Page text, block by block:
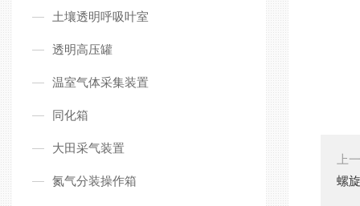
土壤透明呼吸叶室
透明高压罐
温室气体采集装置
同化箱
大田采气装置
氮气分装操作箱
上
螺